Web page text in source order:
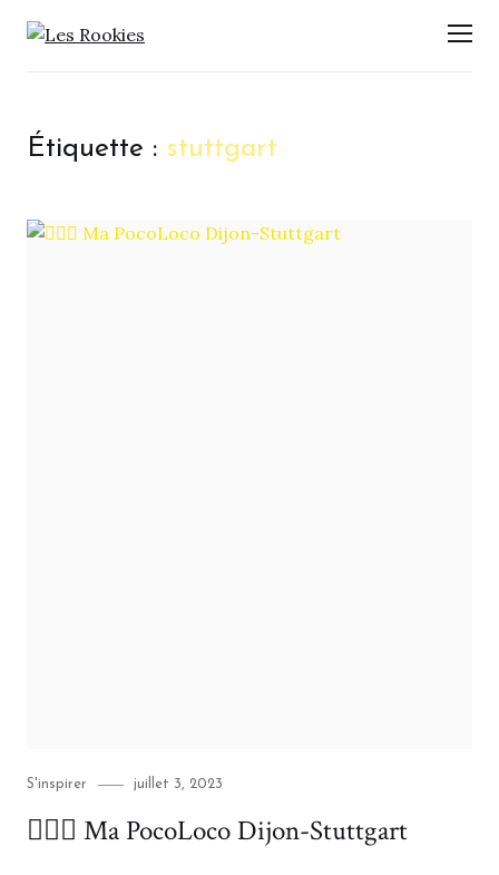
LES ROOKIES
Étiquette : stuttgart
Category
S'inspirer
Posted
juillet 3, 2023
🚴🏻‍♀️ Ma PocoLoco Dijon-Stuttgart